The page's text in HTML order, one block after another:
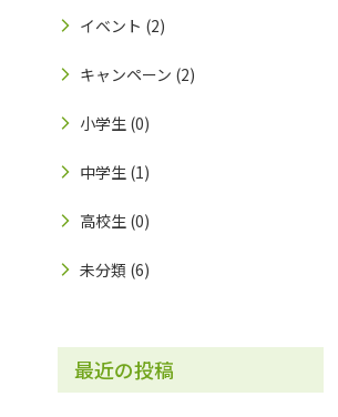
イベント (2)
キャンペーン (2)
小学生 (0)
中学生 (1)
高校生 (0)
未分類 (6)
最近の投稿